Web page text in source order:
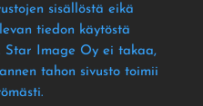
sisällöstä eikä
tiedon käytöstä
Star Image Oy ei takaa,
tahon sivusto toimii
.